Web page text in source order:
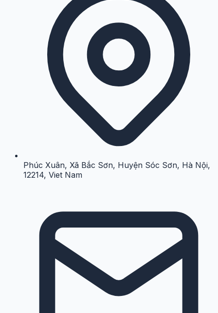
Phúc Xuân, Xã Bắc Sơn, Huyện Sóc Sơn, Hà Nội,
12214, Viet Nam